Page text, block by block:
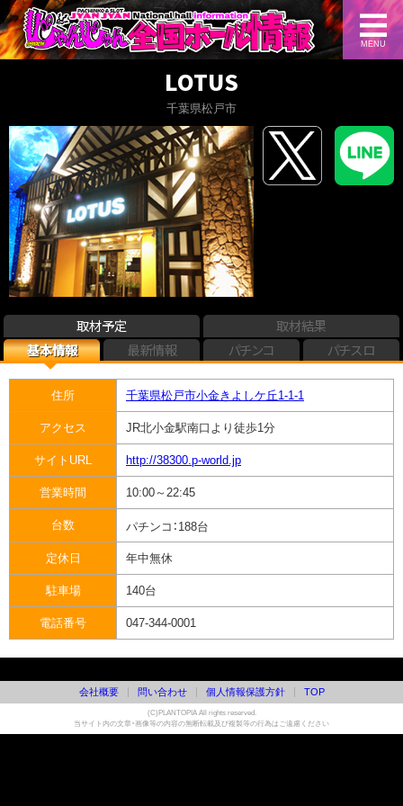
MENU
LOTUS
千葉県松戸市
取材予定
取材結果
基本情報
最新情報 パチンコ パチスロ
住所 千葉県松戸市小金きよしケ丘1-1-1
アクセス JR北小金駅南口より徒歩1分
サイトURL http://38300.p-world.jp
営業時間 10:00～22:45
台数 パチンコ： 188台
定休日 年中無休
駐車場 140台
電話番号 047-344-0001
会社概要 問い合わせ 個人情報保護方針 TOP
(C)PLANTOPIA All rights reserved.
当サイト内の文章・画像等の内容の無断転載及び複製等の行為はご遠慮ください